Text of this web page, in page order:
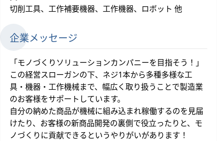
切削工具、工作補要機器、工作機器、ロボット 他
企業メッセージ
「モノづくりソリューションカンパニーを目指そう！」
この経営スローガンの下、ネジ1本から多種多様な工
具・機器・工作機械まで、幅広く取り扱うことで製造業
のお客様をサポートしています。
自分の納めた商品が機械に組み込まれ稼働するのを見届
けたり、お客様の新商品開発の裏側で役立ったりと、モ
ノづくりに貢献できるというやりがいがあります！